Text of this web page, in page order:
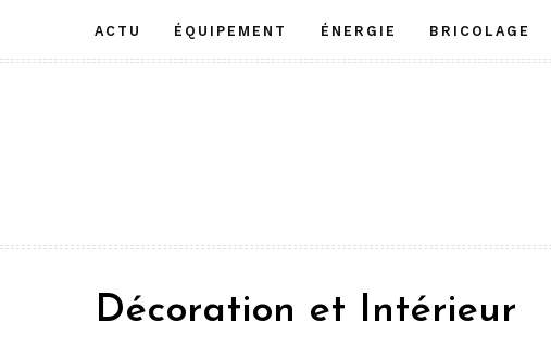
contenu
ACTU ÉQUIPEMENT ÉNERGIE BRICOLAGE
Décoration et Intérieur